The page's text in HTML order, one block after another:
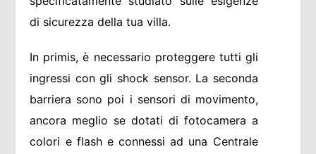
di sicurezza della tua villa.
In primis, è necessario proteggere tutti gli
ingressi con gli shock sensor. La seconda
barriera sono poi i sensori di movimento,
ancora meglio se dotati di fotocamera a
colori e flash e connessi ad una Centrale